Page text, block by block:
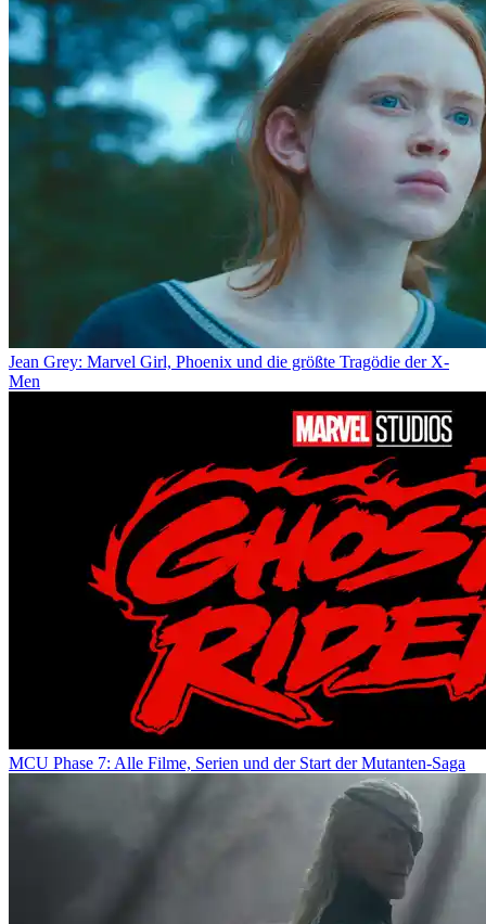
Jean Grey: Marvel Girl, Phoenix und die größte Tragödie der X-
Men
MCU Phase 7: Alle Filme, Serien und der Start der Mutanten-Saga